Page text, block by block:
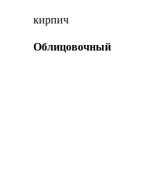
кирпич
Облицовочный